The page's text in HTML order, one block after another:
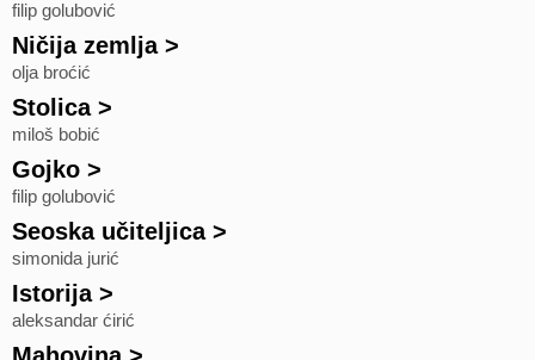
filip golubović
Ničija zemlja>
olja broćić
Stolica>
miloš bobić
Gojko >
filip golubović
Seoska učiteljica>
simonida jurić
Istorija>
aleksandar ćirić